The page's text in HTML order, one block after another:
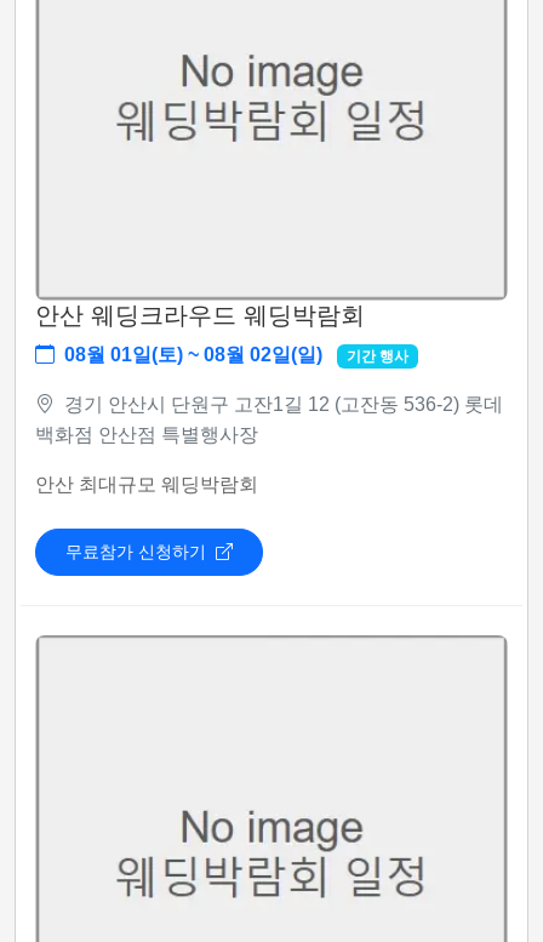
안산 웨딩크라우드 웨딩박람회
08월 01일(토) ~ 08월 02일(일) 기간 행사
경기 안산시 단원구 고잔1길 12 (고잔동 536-2) 롯데
백화점 안산점 특별행사장
안산 최대규모 웨딩박람회
무료참가 신청하기